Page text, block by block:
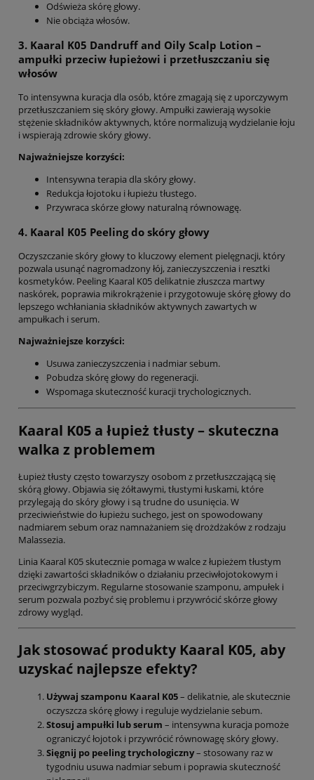
Odświeża skórę głowy.
Nie obciąża włosów.
3. Kaaral K05 Dandruff and Oily Scalp Lotion –
ampułki przeciw łupieżowi i przetłuszczaniu się
włosów
To intensywna kuracja dla osób, które zmagają się z uporczywym
przetłuszczaniem się skóry głowy. Ampułki zawierają wysokie
stężenie składników aktywnych, które normalizują wydzielanie łoju
i wspierają zdrowie skóry głowy.
Najważniejsze korzyści:
Intensywna terapia dla skóry głowy.
Redukcja łojotoku i łupieżu tłustego.
Przywraca skórze głowy naturalną równowagę.
4. Kaaral K05 Peeling do skóry głowy
Oczyszczanie skóry głowy to kluczowy element pielęgnacji, który
pozwala usunąć nagromadzony łój, zanieczyszczenia i resztki
kosmetyków. Peeling Kaaral K05 delikatnie złuszcza martwy
naskórek, poprawia mikrokrążenie i przygotowuje skórę głowy do
lepszego wchłaniania składników aktywnych zawartych w
ampułkach i serum.
Najważniejsze korzyści:
Usuwa zanieczyszczenia i nadmiar sebum.
Pobudza skórę głowy do regeneracji.
Wspomaga skuteczność kuracji trychologicznych.
Kaaral K05 a łupież tłusty – skuteczna
walka z problemem
Łupież tłusty często towarzyszy osobom z przetłuszczającą się
skórą głowy. Objawia się żółtawymi, tłustymi łuskami, które
przylegają do skóry głowy i są trudne do usunięcia. W
przeciwieństwie do łupieżu suchego, jest on spowodowany
nadmiarem sebum oraz namnażaniem się drożdżaków z rodzaju
Malassezia.
Linia Kaaral K05 skutecznie pomaga w walce z łupieżem tłustym
dzięki zawartości składników o działaniu przeciwłojotokowym i
przeciwgrzybiczym. Regularne stosowanie szamponu, ampułek i
serum pozwala pozbyć się problemu i przywrócić skórze głowy
zdrowy wygląd.
Jak stosować produkty Kaaral K05, aby
uzyskać najlepsze efekty?
Używaj szamponu Kaaral K05– delikatnie, ale skutecznie
oczyszcza skórę głowy i reguluje wydzielanie sebum.
Stosuj ampułki lub serum – intensywna kuracja pomoże
ograniczyć łojotok i przywrócić równowagę skóry głowy.
Sięgnij po peeling trychologiczny– stosowany raz w
tygodniu usuwa nadmiar sebum i poprawia skuteczność